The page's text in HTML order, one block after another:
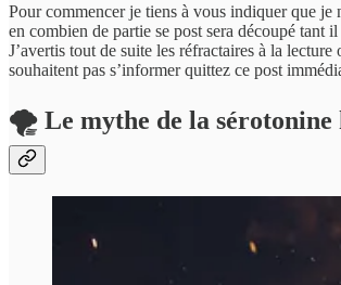
Pour commencer je tiens à vous indiquer que je
en combien de partie se post sera découpé tant
J’avertis tout de suite les réfractaires à la lecture
souhaitent pas s’informer quittez ce post
🌪️ Le mythe de la sérotonine